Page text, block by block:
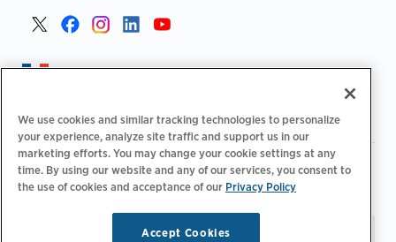
France >
Politique de confidentialité Vos choix de confidentialité
| Juridique | Relevé d'accessibilité |
Code de conduite
We use cookies and similar tracking technologies to personalize
your experience, analyze site traffic and support us in our
marketing efforts. You may change your cookie settings at any
time. By using our website and any of our services, you consent to
the use of cookies and acceptance of our Privacy Policy
Accept Cookies